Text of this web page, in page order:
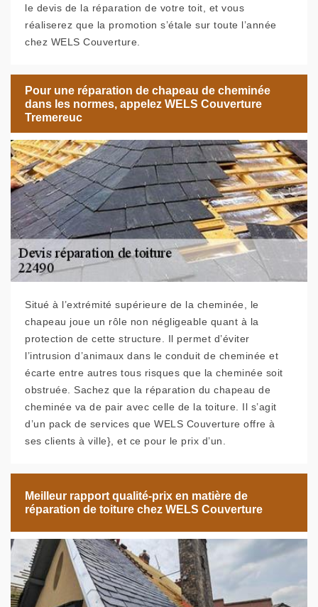
le devis de la réparation de votre toit, et vous
réaliserez que la promotion s’étale sur toute l’année
chez WELS Couverture.
Pour une réparation de chapeau de cheminée
dans les normes, appelez WELS Couverture
Tremereuc
Situé à l’extrémité supérieure de la cheminée, le
chapeau joue un rôle non négligeable quant à la
protection de cette structure. Il permet d’éviter
l’intrusion d’animaux dans le conduit de cheminée et
écarte entre autres tous risques que la cheminée soit
obstruée. Sachez que la réparation du chapeau de
cheminée va de pair avec celle de la toiture. Il s’agit
d’un pack de services que WELS Couverture offre à
ses clients à ville}, et ce pour le prix d’un.
Meilleur rapport qualité-prix en matière de
réparation de toiture chez WELS Couverture